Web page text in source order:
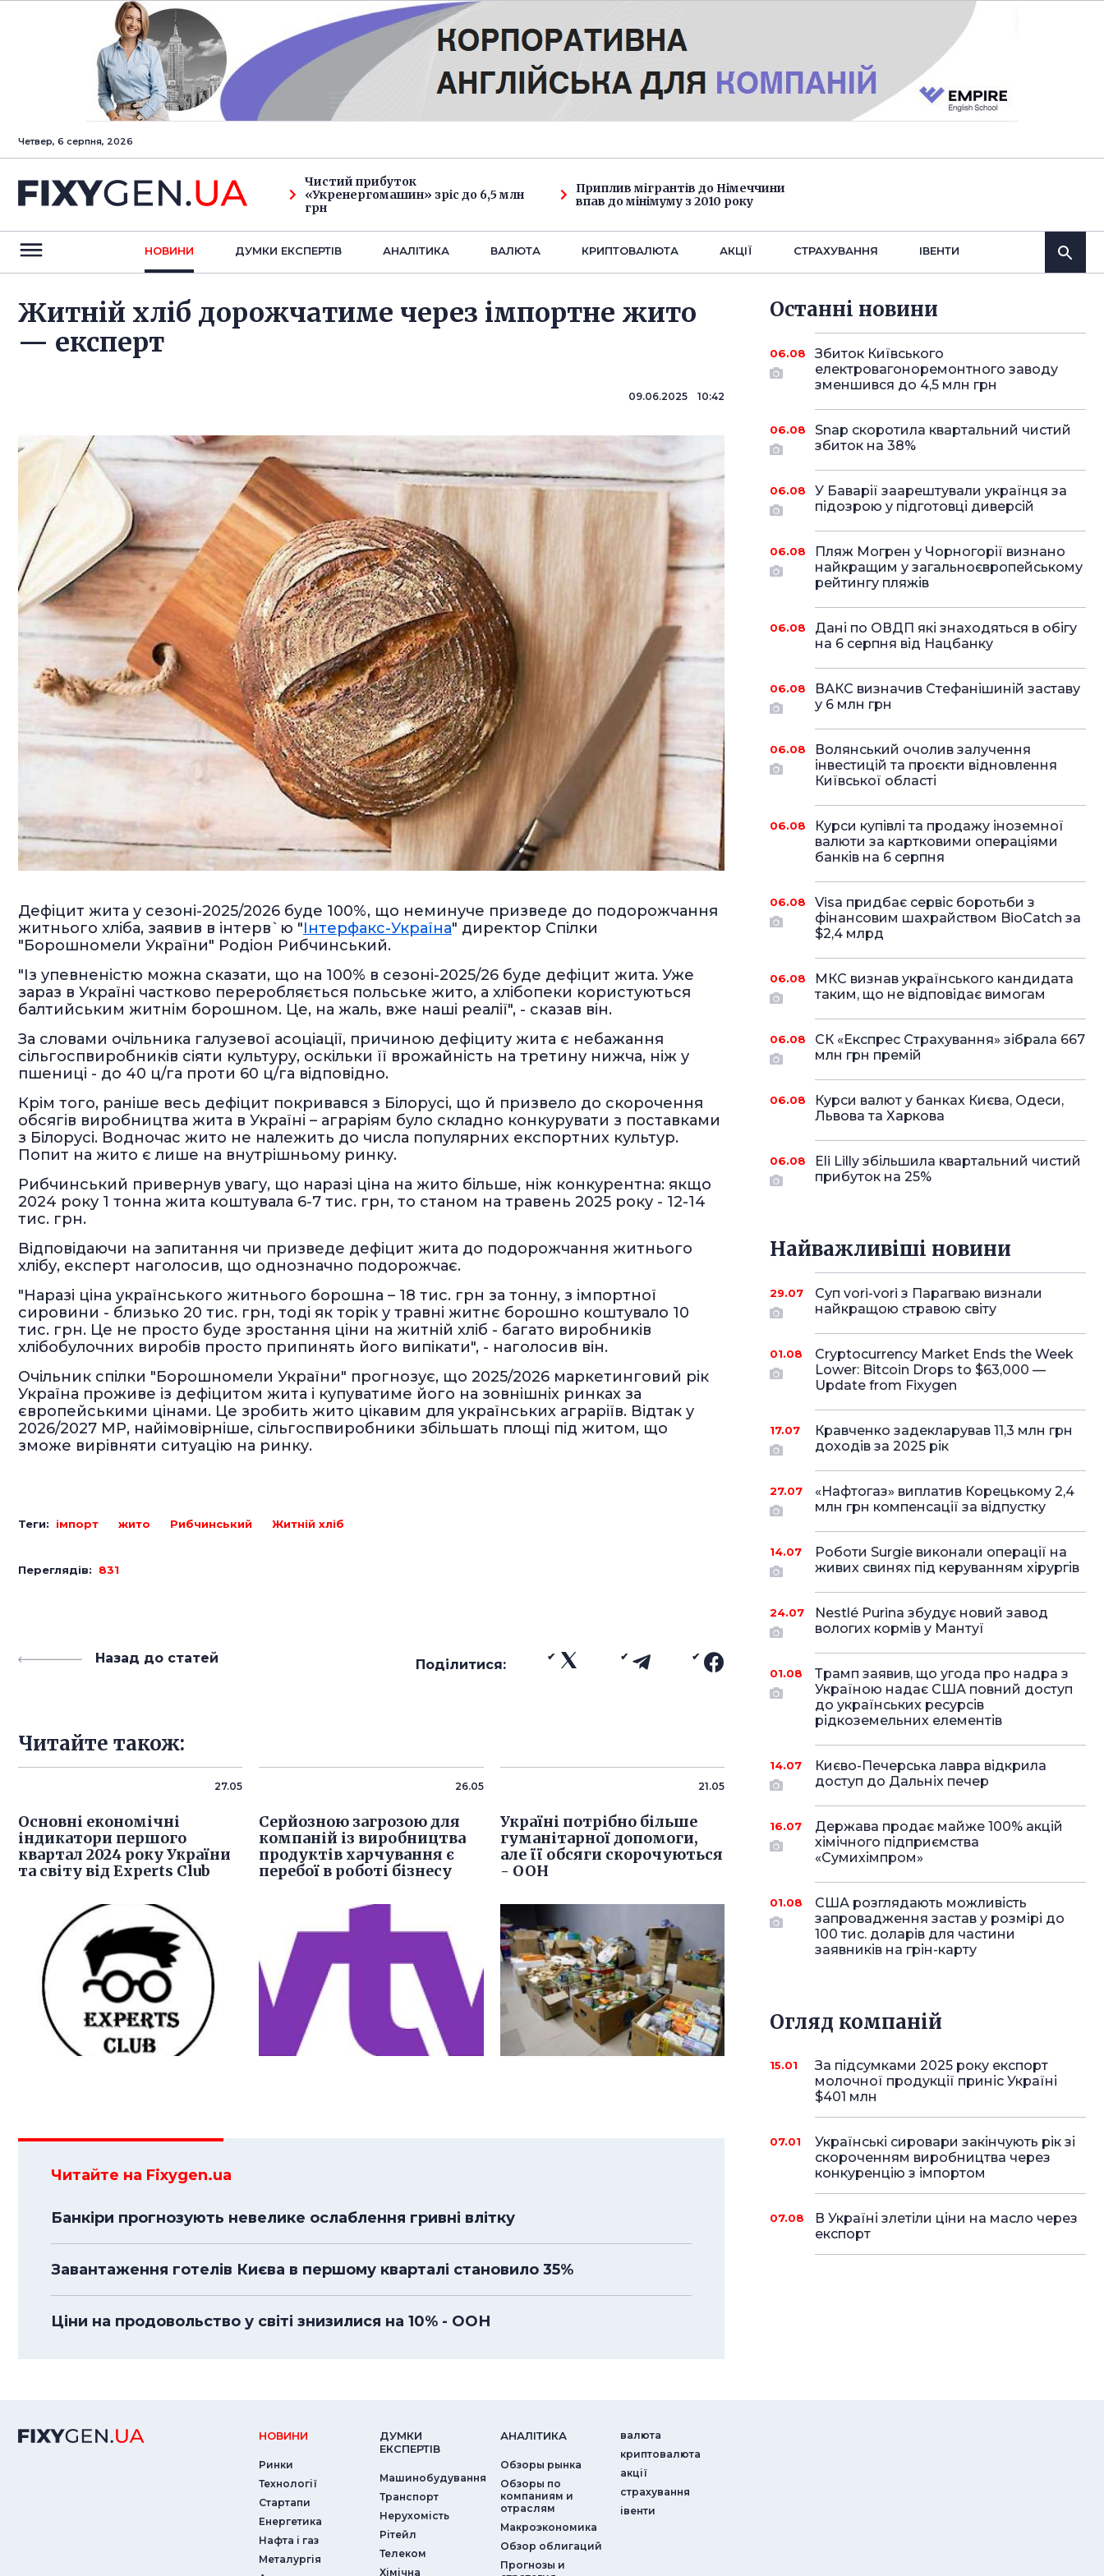
Четвер, 6 серпня, 2026
Чистий прибуток
«Укренергомашин» зріс до 6,5 млн
грн
Приплив мігрантів до Німеччини
впав до мінімуму з 2010 року
НОВИНИ ДУМКИ ЕКСПЕРТIВ АНАЛIТИКА ВАЛЮТА КРИПТОВАЛЮТА АКЦІЇ СТРАХУВАННЯ IВЕНТИ
Житній хліб дорожчатиме через імпортне жито
— експерт
09.06.2025 10:42
Дефіцит жита у сезоні-2025/2026 буде 100%, що неминуче призведе до подорожчання
житнього хліба, заявив в інтерв`ю "Інтерфакс-Україна" директор Спілки
"Борошномели України" Родіон Рибчинський.
"Із упевненістю можна сказати, що на 100% в сезоні-2025/26 буде дефіцит жита. Уже
зараз в Україні частково переробляється польське жито, а хлібопеки користуються
балтийським житнім борошном. Це, на жаль, вже наші реалії", - сказав він.
За словами очільника галузевої асоціації, причиною дефіциту жита є небажання
сільгоспвиробників сіяти культуру, оскільки її врожайність на третину нижча, ніж у
пшениці - до 40 ц/га проти 60 ц/га відповідно.
Крім того, раніше весь дефіцит покривався з Білорусі, що й призвело до скорочення
обсягів виробництва жита в Україні – аграріям було складно конкурувати з поставками
з Білорусі. Водночас жито не належить до числа популярних експортних культур.
Попит на жито є лише на внутрішньому ринку.
Рибчинський привернув увагу, що наразі ціна на жито більше, ніж конкурентна: якщо
2024 року 1 тонна жита коштувала 6-7 тис. грн, то станом на травень 2025 року - 12-14
тис. грн.
Відповідаючи на запитання чи призведе дефіцит жита до подорожчання житнього
хлібу, експерт наголосив, що однозначно подорожчає.
"Наразі ціна українського житнього борошна – 18 тис. грн за тонну, з імпортної
сировини - близько 20 тис. грн, тоді як торік у травні житнє борошно коштувало 10
тис. грн. Це не просто буде зростання ціни на житній хліб - багато виробників
хлібобулочних виробів просто припинять його випікати", - наголосив він.
Очільник спілки "Борошномели України" прогнозує, що 2025/2026 маркетинговий рік
Україна проживе із дефіцитом жита і купуватиме його на зовнішніх ринках за
європейськими цінами. Це зробить жито цікавим для українських аграріїв. Відтак у
2026/2027 МР, найімовірніше, сільгоспвиробники збільшать площі під житом, що
зможе вирівняти ситуацію на ринку.
Теги: імпорт жито Рибчинський Житній хліб
Переглядів: 831
Назад до статей Поділитися:
Читайте також:
27.05
Основні економічні
індикатори першого
квартал 2024 року України
та світу від Experts Club
26.05
Серйозною загрозою для
компаній із виробництва
продуктів харчування є
перебої в роботі бізнесу
21.05
Україні потрібно більше
гуманітарної допомоги,
але її обсяги скорочуються
- ООН
Читайте на Fixygen.ua
Банкіри прогнозують невелике ослаблення гривні влітку
Завантаження готелів Києва в першому кварталі становило 35%
Ціни на продовольство у світі знизилися на 10% - ООН
Останнi новини
06.08
Збиток Київського
електровагоноремонтного заводу
зменшився до 4,5 млн грн
06.08
Snap скоротила квартальний чистий
збиток на 38%
06.08
У Баварії заарештували українця за
підозрою у підготовці диверсій
06.08
Пляж Могрен у Чорногорії визнано
найкращим у загальноєвропейському
рейтингу пляжів
06.08
Дані по ОВДП які знаходяться в обігу
на 6 серпня від Нацбанку
06.08
ВАКС визначив Стефанішиній заставу
у 6 млн грн
06.08
Волянський очолив залучення
інвестицій та проєкти відновлення
Київської області
06.08
Курси купівлі та продажу іноземної
валюти за картковими операціями
банків на 6 серпня
06.08
Visa придбає сервіс боротьби з
фінансовим шахрайством BioCatch за
$2,4 млрд
06.08
МКС визнав українського кандидата
таким, що не відповідає вимогам
06.08
СК «Експрес Страхування» зібрала 667
млн грн премій
06.08
Курси валют у банках Києва, Одеси,
Львова та Харкова
06.08
Eli Lilly збільшила квартальний чистий
прибуток на 25%
Найважливіші новини
29.07
Суп vori-vori з Парагваю визнали
найкращою стравою світу
01.08
Cryptocurrency Market Ends the Week
Lower: Bitcoin Drops to $63,000 —
Update from Fixygen
17.07
Кравченко задекларував 11,3 млн грн
доходів за 2025 рік
27.07
«Нафтогаз» виплатив Корецькому 2,4
млн грн компенсації за відпустку
14.07
Роботи Surgie виконали операції на
живих свинях під керуванням хірургів
24.07
Nestlé Purina збудує новий завод
вологих кормів у Мантуї
01.08
Трамп заявив, що угода про надра з
Україною надає США повний доступ
до українських ресурсів
рідкоземельних елементів
14.07
Києво-Печерська лавра відкрила
доступ до Дальніх печер
16.07
Держава продає майже 100% акцій
хімічного підприємства
«Сумихімпром»
01.08
США розглядають можливість
запровадження застав у розмірі до
100 тис. доларів для частини
заявників на грін-карту
Огляд компаній
15.01
За підсумками 2025 року експорт
молочної продукції приніс Україні
$401 млн
07.01
Українські сировари закінчують рік зі
скороченням виробництва через
конкуренцію з імпортом
07.08
В Україні злетіли ціни на масло через
експорт
НОВИНИ
Ринки
Технології
Стартапи
Енергетика
Нафта і газ
Металургія
ДУМКИ
ЕКСПЕРТIВ
Машинобудування
Транспорт
Нерухомість
Рітейл
Телеком
Хімічна
АНАЛIТИКА
Обзоры рынка
Обзоры по
компаниям и
отраслям
Макроэкономика
Обзор облигаций
Прогнозы и
валюта
криптовалюта
акції
страхування
iвенти